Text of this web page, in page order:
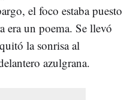
el foco estaba puesto
era un poema. Se llevó
la sonrisa al
azulgrana.